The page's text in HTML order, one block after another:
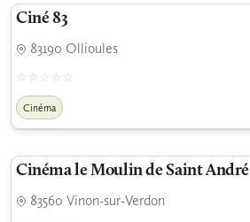
Ciné 83
83190 Ollioules
Cinéma
Cinéma le Moulin de Saint André
83560 Vinon-sur-Verdon